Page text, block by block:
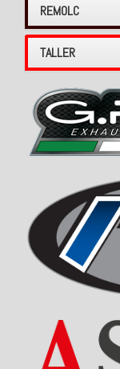
REMOLC
TALLER